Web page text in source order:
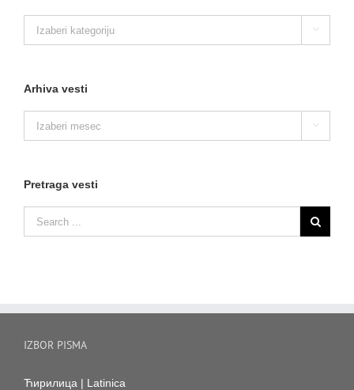
vesti

Arhiva vesti
vesti

Pretraga vesti
IZBOR PISMA
Ћирилица | Latinica